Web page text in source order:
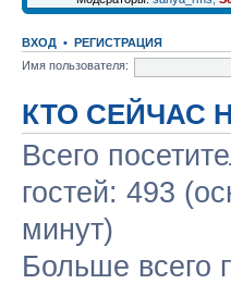
ВХОД • РЕГИСТРАЦИЯ
Имя пользователя:
КТО СЕЙЧАС
Всего
гостей: 493
минут)
Больше всего